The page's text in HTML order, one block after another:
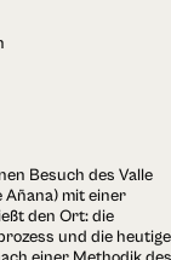
Besuch des Valle
Añana) mit einer
den Ort: die
und die heutige